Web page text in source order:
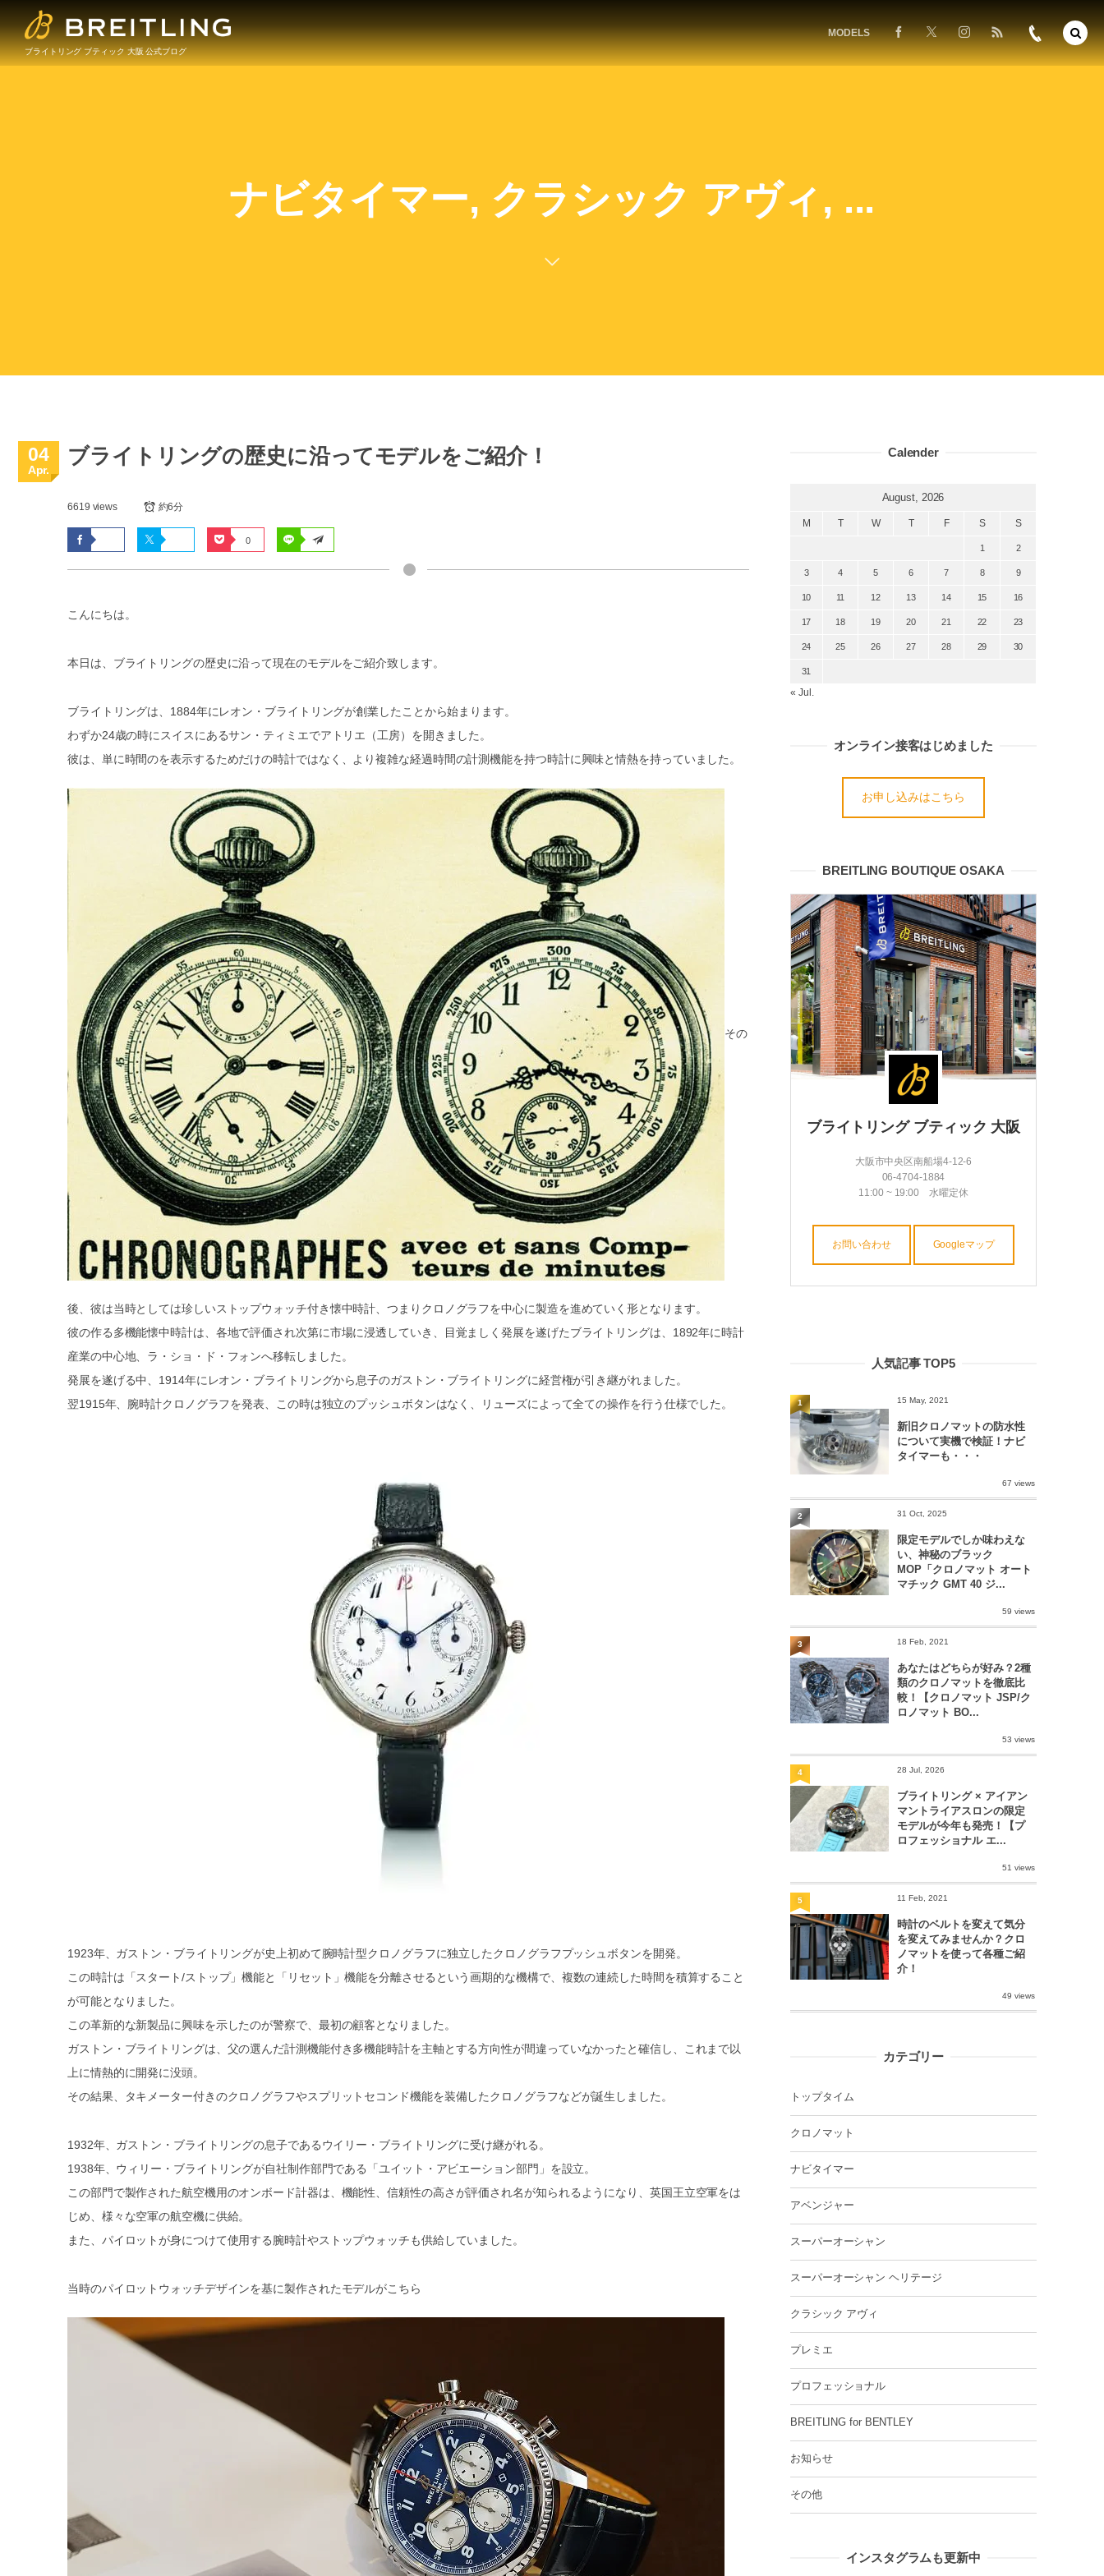
ブライトリング ブティック 大阪 公式ブログ
MODELS
ナビタイマー, クラシック アヴィ, ...
04
Apr.
ブライトリングの歴史に沿ってモデルをご紹介！
6619 views 約6分
0
こんにちは。
本日は、ブライトリングの歴史に沿って現在のモデルをご紹介致します。
ブライトリングは、1884年にレオン・ブライトリングが創業したことから始まります。
わずか24歳の時にスイスにあるサン・ティミエでアトリエ（工房）を開きました。
彼は、単に時間のを表示するためだけの時計ではなく、より複雑な経過時間の計測機能を持つ時計に興味と情熱を持っていました。
その
後、彼は当時としては珍しいストップウォッチ付き懐中時計、つまりクロノグラフを中心に製造を進めていく形となります。
彼の作る多機能懐中時計は、各地で評価され次第に市場に浸透していき、目覚ましく発展を遂げたブライトリングは、1892年に時計
産業の中心地、ラ・ショ・ド・フォンへ移転しました。
発展を遂げる中、1914年にレオン・ブライトリングから息子のガストン・ブライトリングに経営権が引き継がれました。
翌1915年、腕時計クロノグラフを発表、この時は独立のプッシュボタンはなく、リューズによって全ての操作を行う仕様でした。
1923年、ガストン・ブライトリングが史上初めて腕時計型クロノグラフに独立したクロノグラフプッシュボタンを開発。
この時計は「スタート/ストップ」機能と「リセット」機能を分離させるという画期的な機構で、複数の連続した時間を積算すること
が可能となりました。
この革新的な新製品に興味を示したのが警察で、最初の顧客となりました。
ガストン・ブライトリングは、父の選んだ計測機能付き多機能時計を主軸とする方向性が間違っていなかったと確信し、これまで以
上に情熱的に開発に没頭。
その結果、タキメーター付きのクロノグラフやスプリットセコンド機能を装備したクロノグラフなどが誕生しました。
1932年、ガストン・ブライトリングの息子であるウイリー・ブライトリングに受け継がれる。
1938年、ウィリー・ブライトリングが自社制作部門である「ユイット・アビエーション部門」を設立。
この部門で製作された航空機用のオンボード計器は、機能性、信頼性の高さが評価され名が知られるようになり、英国王立空軍をは
じめ、様々な空軍の航空機に供給。
また、パイロットが身につけて使用する腕時計やストップウォッチも供給していました。
当時のパイロットウォッチデザインを基に製作されたモデルがこちら
Calender
August, 2026
M T W T F S S
1 2
3 4 5 6 7 8 9
10 11 12 13 14 15 16
17 18 19 20 21 22 23
24 25 26 27 28 29 30
31
« Jul.
オンライン接客はじめました
お申し込みはこちら
BREITLING BOUTIQUE OSAKA
ブライトリング ブティック 大阪
大阪市中央区南船場4-12-6
06-4704-1884
11:00 ~ 19:00 水曜定休
お問い合わせ Googleマップ
人気記事 TOP5
15 May, 2021
新旧クロノマットの防水性
について実機で検証！ナビ
タイマーも・・・
67 views
1
31 Oct, 2025
限定モデルでしか味わえな
い、神秘のブラック
MOP「クロノマット オート
マチック GMT 40 ジ...
59 views
2
18 Feb, 2021
あなたはどちらが好み？2種
類のクロノマットを徹底比
較！【クロノマット JSP/ク
ロノマット BO...
53 views
3
28 Jul, 2026
ブライトリング × アイアン
マントライアスロンの限定
モデルが今年も発売！【プ
ロフェッショナル エ...
51 views
4
11 Feb, 2021
時計のベルトを変えて気分
を変えてみませんか？クロ
ノマットを使って各種ご紹
介！
49 views
5
カテゴリー
トップタイム
クロノマット
ナビタイマー
アベンジャー
スーパーオーシャン
スーパーオーシャン ヘリテージ
クラシック アヴィ
プレミエ
プロフェッショナル
BREITLING for BENTLEY
お知らせ
その他
インスタグラムも更新中